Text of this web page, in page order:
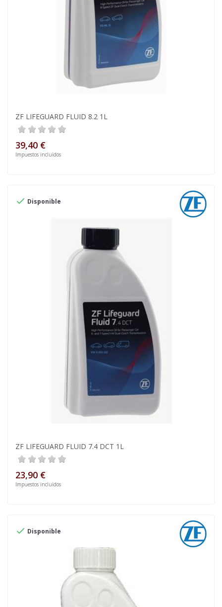
ZF LIFEGUARD FLUID 8.2 1L
39,40 €
Impuestos incluidos
 Disponible
ZF LIFEGUARD FLUID 7.4 DCT 1L
23,90 €
Impuestos incluidos
 Disponible